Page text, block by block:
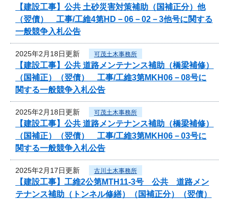
【建設工事】公共 土砂災害対策補助（国補正分）他
（翌債） 工事/工維4第HD－06－02－3他号に関する
一般競争入札公告
2025年2月18日更新 可茂土木事務所
【建設工事】公共 道路メンテナンス補助（橋梁補修）
（国補正）（翌債） 工事/工維3第MKH06－08号に
関する一般競争入札公告
2025年2月18日更新 可茂土木事務所
【建設工事】公共 道路メンテナンス補助（橋梁補修）
（国補正）（翌債） 工事/工維3第MKH06－03号に
関する一般競争入札公告
2025年2月17日更新 古川土木事務所
【建設工事】工維2公第MTH11-3号 公共 道路メン
テナンス補助（トンネル修繕）（国補正分）（翌債）